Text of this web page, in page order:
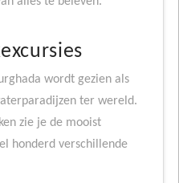
wordt gezien als
ter wereld.
zie je de mooist
honderd verschillende